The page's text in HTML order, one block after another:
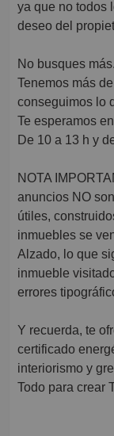
ya que no todos
deseo del
No busques
Tenemos más
conseguimos lo
Te esperamos
De 10 a 13 h y
NOTA
anuncios NO
útiles,
inmuebles se
Alzado, lo que
inmueble
errores
Y recuerda, te
certificado
interiorismo y
Todo para crear